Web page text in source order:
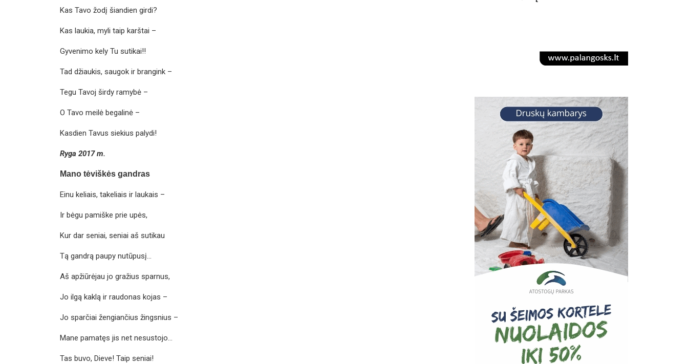
Kas Tavo žodį šiandien girdi?
Kas laukia, myli taip karštai –
Gyvenimo kely Tu sutikai!!
Tad džiaukis, saugok ir brangink –
Tegu Tavoj širdy ramybė –
O Tavo meilė begalinė –
Kasdien Tavus siekius palydi!
Ryga 2017 m.
Mano tėviškės gandras
Einu keliais, takeliais ir laukais –
Ir bėgu pamiške prie upės,
Kur dar seniai, seniai aš sutikau
Tą gandrą paupy nutūpusį…
Aš apžiūrėjau jo gražius sparnus,
Jo ilgą kaklą ir raudonas kojas –
Jo sparčiai žengiančius žingsnius –
Mane pamatęs jis net nesustojo…
Tas buvo, Dieve! Taip seniai!